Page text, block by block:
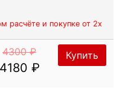
расчёте и покупке от 2х
4300 ₽
4180 ₽
Купить